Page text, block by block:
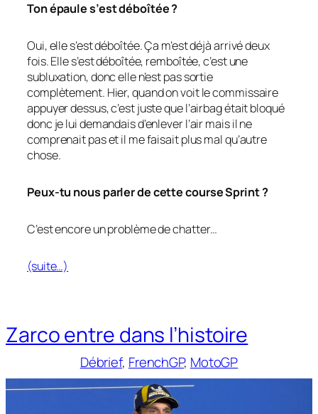
Ton épaule s’est déboîtée ?
Oui, elle s’est déboîtée. Ça m’est déjà arrivé deux
fois. Elle s’est déboîtée, remboîtée, c’est une
subluxation, donc elle n’est pas sortie
complètement. Hier, quand on voit le commissaire
appuyer dessus, c’est juste que l’airbag était bloqué
donc je lui demandais d’enlever l’air mais il ne
comprenait pas et il me faisait plus mal qu’autre
chose.
Peux-tu nous parler de cette course Sprint ?
C’est encore un problème de chatter…
(suite…)
Zarco entre dans l’histoire
Débrief, FrenchGP, MotoGP